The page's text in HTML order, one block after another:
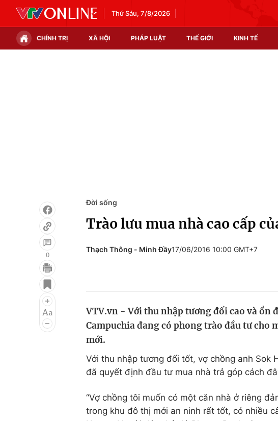
Thứ Sáu, 7/8/2026
CHÍNH TRỊ XÃ HỘI PHÁP LUẬT THẾ GIỚI KINH TẾ
Điện ảnh
Âm nhạc
Làm đẹp
0
Đời sống
Trào lưu mua nhà cao cấp
Thạch Thông - Minh Đầy17/06/2016 10:00 GMT+7
VTV.vn - Với thu nhập tương đối cao và
Campuchia đang có phong trào đầu tư cho
mới.
Với thu nhập tương đối tốt, vợ chồng anh Sok
đã quyết định đầu tư mua nhà trả góp cách
“Vợ chồng tôi muốn có một căn nhà ở riêng
trong khu đô thị mới an ninh rất tốt, có nhiều